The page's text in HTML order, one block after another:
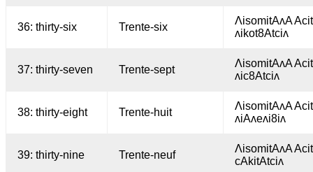
36: thirty-six Trente-six
ΛisomitAʌA
ʌikot8Atciʌ
37: thirty-seven Trente-sept
ΛisomitAʌA
ʌic8Atciʌ
38: thirty-eight Trente-huit
ΛisomitAʌA
ʌiAʌeʌi8iʌ
39: thirty-nine Trente-neuf
ΛisomitAʌA
cAkitAtciʌ